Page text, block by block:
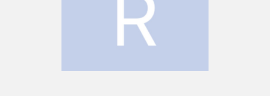
Registrieren